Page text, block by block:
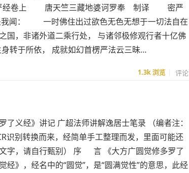
严经卷上 唐天竺三藏地婆诃罗奉 制译 密严
： 一时佛住出过欲色无色无想于一切法自在
国，非诸外道二乘行处， 与诸邻极修观行者十亿佛
转于所依， 成就如幻首楞严法云三昧…
1.3k浏览 评论
了义经》讲记 广超法师讲解逸居士笔录 （编者注：
识别转换而来，经简单手工整理而发，里面可能还
字，请自行甄别） 序 言 《大方广圆觉修多罗了
经》，经名中的“圆觉”，是“圆满觉性”的意思，此经